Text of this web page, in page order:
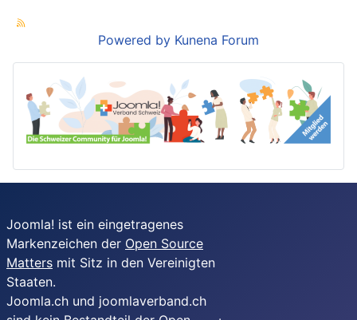
Powered by Kunena Forum
Joomla! ist ein eingetragenes
Markenzeichen der Open Source
Matters mit Sitz in den Vereinigten
Staaten.
Joomla.ch und joomlaverband.ch